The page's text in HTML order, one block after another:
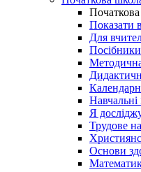
Показати
Для
Посібники
Методична
Я
Трудове
Основи